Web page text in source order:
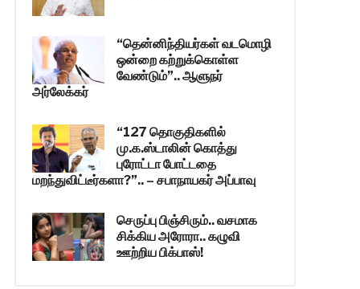
“தென்னிந்தியர்கள் வடமொழி
ஒன்றை கற்றுக்கொள்ள
வேண்டும்”.. ஆளுநர்
அர்லேக்கர்
“127 தொகுதிகளில்
மு.க.ஸ்டாலின் கொத்து
புரோட்டா போட்டதை
மறந்துவிட்டீர்களா?”.. – சபாநாயகர் அப்பாவு
செருப்பு பிஞ்சிரும்.. வசமாக
சிக்கிய அரோரா.. கழுவி
ஊற்றிய பிக்பாஸ்!